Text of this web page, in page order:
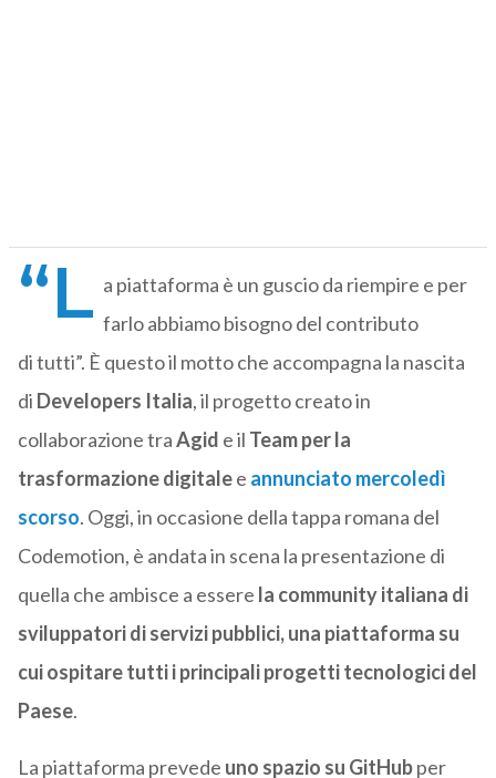
“L a piattaforma è un guscio da riempire e per
farlo abbiamo bisogno del contributo
di tutti”. È questo il motto che accompagna la nascita
di Developers Italia, il progetto creato in
collaborazione traAgid e il Team per la
trasformazione digitalee annunciato mercoledì
scorso. Oggi, in occasione della tappa romana del
Codemotion, è andata in scena la presentazione di
quella che ambisce a essere la community italiana di
sviluppatori di servizi pubblici, una piattaforma su
cui ospitare tutti i principali progetti tecnologici del
Paese.
La piattaforma prevede uno spazio su GitHubper